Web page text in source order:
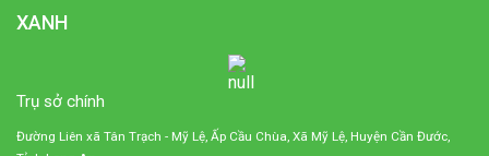
XANH
Trụ sở chính
Đường Liên xã Tân Trạch - Mỹ Lệ, Ấp Cầu Chùa, Xã Mỹ Lệ, Huyện Cần Đước,